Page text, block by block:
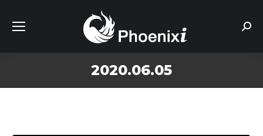
2020.06.05